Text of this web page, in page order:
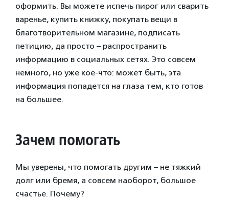
оформить. Вы можете испечь пирог или сварить
варенье, купить книжку, покупать вещи в
благотворительном магазине, подписать
петицию, да просто – распространить
информацию в социальных сетях. Это совсем
немного, но уже кое-что: может быть, эта
информация попадется на глаза тем, кто готов
на большее.
Зачем помогать
Мы уверены, что помогать другим – не тяжкий
долг или бремя, а совсем наоборот, большое
счастье. Почему?